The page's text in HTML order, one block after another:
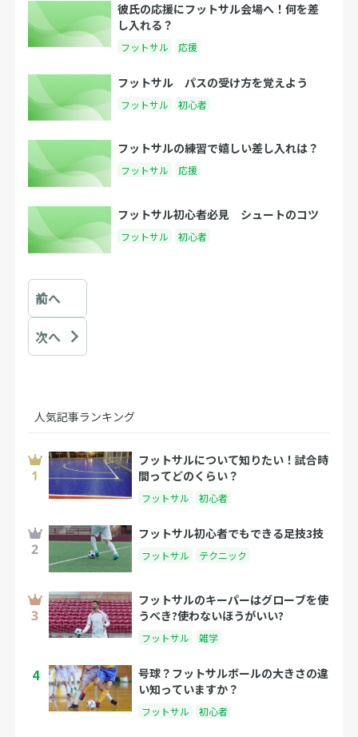
彼氏の応援にフットサル会場へ！何を差
し入れる？
フットサル 応援
フットサル パスの受け方を覚えよう
フットサル 初心者
フットサルの練習で嬉しい差し入れは？
フットサル 応援
フットサル初心者必見 シュートのコツ
フットサル 初心者
前へ
次へ
人気記事ランキング
フットサルについて知りたい！試合時
間ってどのくらい？
フットサル 初心者
フットサル初心者でもできる足技3技
フットサル テクニック
フットサルのキーパーはグローブを使
うべき?使わないほうがいい?
フットサル 雑学
4
号球？フットサルボールの大きさの違
い知っていますか？
フットサル 初心者